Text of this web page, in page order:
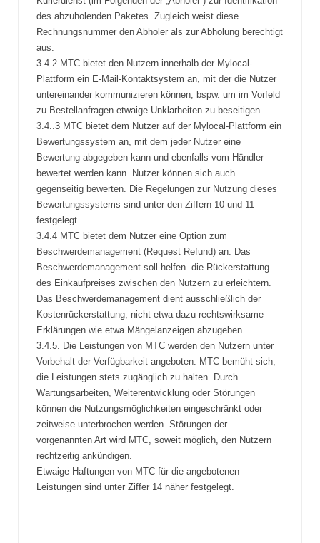
des abzuholenden Paketes. Zugleich weist diese
Rechnungsnummer den Abholer als zur Abholung berechtigt
aus.
3.4.2 MTC bietet den Nutzern innerhalb der Mylocal-
Plattform ein E-Mail-Kontaktsystem an, mit der die Nutzer
untereinander kommunizieren können, bspw. um im Vorfeld
zu Bestellanfragen etwaige Unklarheiten zu beseitigen.
3.4..3 MTC bietet dem Nutzer auf der Mylocal-Plattform ein
Bewertungssystem an, mit dem jeder Nutzer eine
Bewertung abgegeben kann und ebenfalls vom Händler
bewertet werden kann. Nutzer können sich auch
gegenseitig bewerten. Die Regelungen zur Nutzung dieses
Bewertungssystems sind unter den Ziffern 10 und 11
festgelegt.
3.4.4 MTC bietet dem Nutzer eine Option zum
Beschwerdemanagement (Request Refund) an. Das
Beschwerdemanagement soll helfen. die Rückerstattung
des Einkaufpreises zwischen den Nutzern zu erleichtern.
Das Beschwerdemanagement dient ausschließlich der
Kostenrückerstattung, nicht etwa dazu rechtswirksame
Erklärungen wie etwa Mängelanzeigen abzugeben.
3.4.5. Die Leistungen von MTC werden den Nutzern unter
Vorbehalt der Verfügbarkeit angeboten. MTC bemüht sich,
die Leistungen stets zugänglich zu halten. Durch
Wartungsarbeiten, Weiterentwicklung oder Störungen
können die Nutzungsmöglichkeiten eingeschränkt oder
zeitweise unterbrochen werden. Störungen der
vorgenannten Art wird MTC, soweit möglich, den Nutzern
rechtzeitig ankündigen.
Etwaige Haftungen von MTC für die angebotenen
Leistungen sind unter Ziffer 14 näher festgelegt.